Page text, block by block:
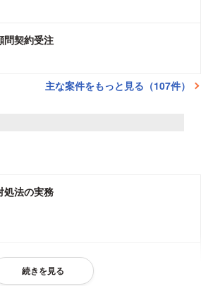
問契約受注
主な案件をもっと見る（107件）
処法の実務
続きを見る